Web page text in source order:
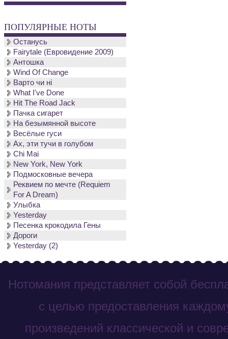
ПОПУЛЯРНЫЕ НОТЫ
Останусь
Fairytale (Евровидение 2009)
Антошка
Wind Of Change
Варто чи нi
What I've Done
Hit The Road Jack
Пачка сигарет
На безымянной высоте
Весёлые гуси
Ах, эти тучи в голубом
Chi Mai
New York, New York
Подмосковные вечера
Реквием по мечте (Requiem
For A Dream)
Улыбка
Yesterday
Песенка крокодила Гены
Дороги
Yesterday (2)
Нотомания представляет собой
с целью предоставления
произведений классической и